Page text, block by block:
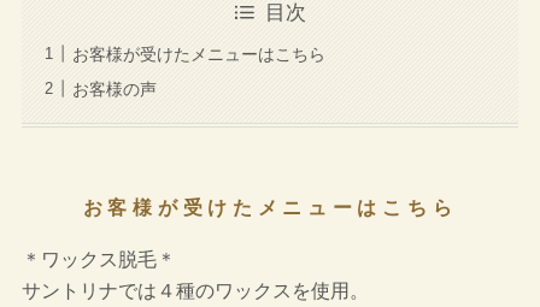
目次
お客様が受けたメニューはこちら
お客様の声
お客様が受けたメニューはこちら
＊ワックス脱毛＊
サントリナでは４種のワックスを使用。